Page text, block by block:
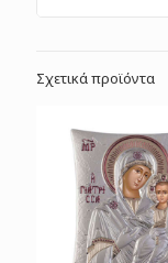
Σχετικά προϊόντα